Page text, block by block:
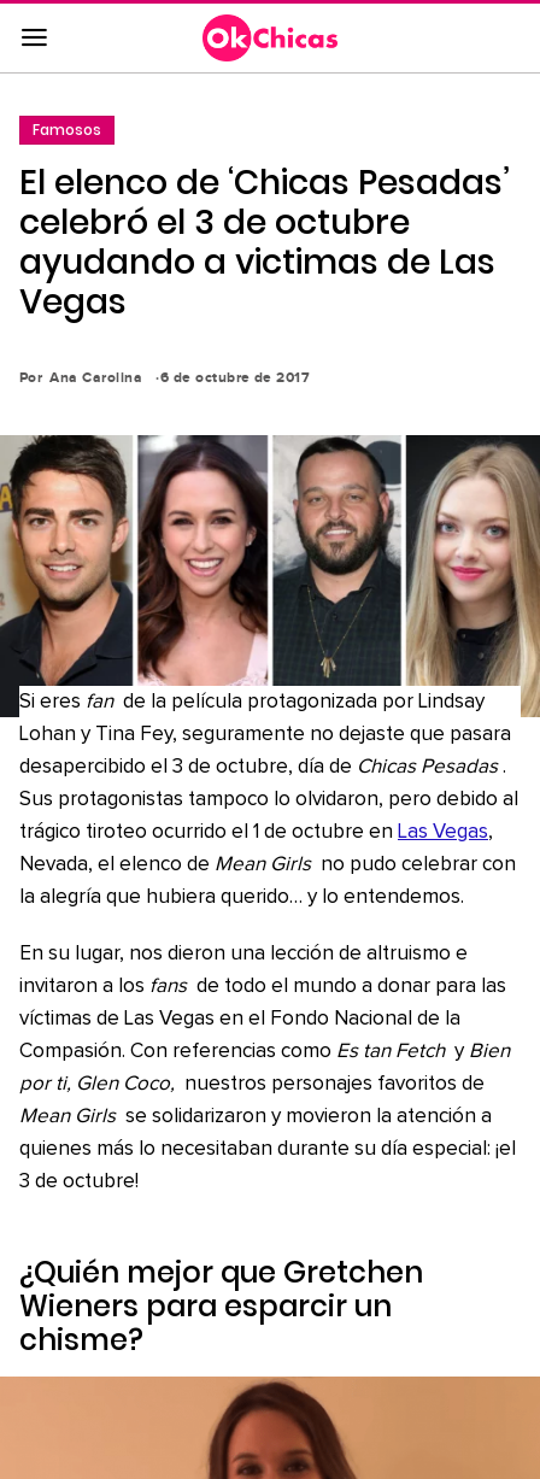
Saltar
al
contenido
a
la
navegación
principal
Famosos
El elenco de ‘Chicas Pesadas’
celebró el 3 de octubre
ayudando a victimas de Las
Vegas
Por Ana Carolina 6 de octubre de 2017
Si eres fan de la película protagonizada por Lindsay
Lohan y Tina Fey, seguramente no dejaste que pasara
desapercibido el 3 de octubre, día de Chicas Pesadas .
Sus protagonistas tampoco lo olvidaron, pero debido al
trágico tiroteo ocurrido el 1 de octubre en Las Vegas,
Nevada, el elenco de Mean Girls no pudo celebrar con
la alegría que hubiera querido… y lo entendemos.
En su lugar, nos dieron una lección de altruismo e
invitaron a los fans de todo el mundo a donar para las
víctimas de Las Vegas en el Fondo Nacional de la
Compasión. Con referencias como Es tan Fetch y Bien
por ti, Glen Coco, nuestros personajes favoritos de
Mean Girls se solidarizaron y movieron la atención a
quienes más lo necesitaban durante su día especial: ¡el
3 de octubre!
¿Quién mejor que Gretchen
Wieners para esparcir un
chisme?